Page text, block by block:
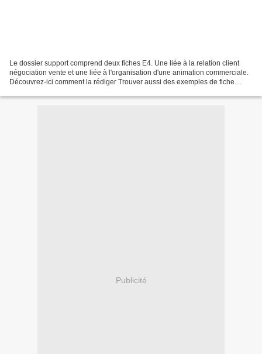
Le dossier support comprend deux fiches E4. Une liée à la relation client
négociation vente et une liée à l'organisation d'une animation commerciale.
Découvrez-ici comment la rédiger Trouver aussi des exemples de fiche
Publicité